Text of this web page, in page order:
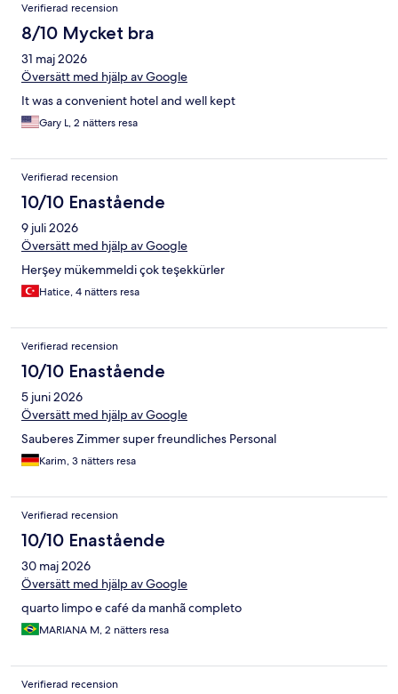
Verifierad recension
8/10 Mycket bra
31 maj 2026
Översätt med hjälp av Google
It was a convenient hotel and well kept
Gary L, 2 nätters resa
Verifierad recension
10/10 Enastående
9 juli 2026
Översätt med hjälp av Google
Herşey mükemmeldi çok teşekkürler
Hatice, 4 nätters resa
Verifierad recension
10/10 Enastående
5 juni 2026
Översätt med hjälp av Google
Sauberes Zimmer super freundliches Personal
Karim, 3 nätters resa
Verifierad recension
10/10 Enastående
30 maj 2026
Översätt med hjälp av Google
quarto limpo e café da manhã completo
MARIANA M, 2 nätters resa
Verifierad recension